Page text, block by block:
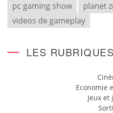
pc gaming show
planet
videos de gameplay
LES
Economie
Jeux et